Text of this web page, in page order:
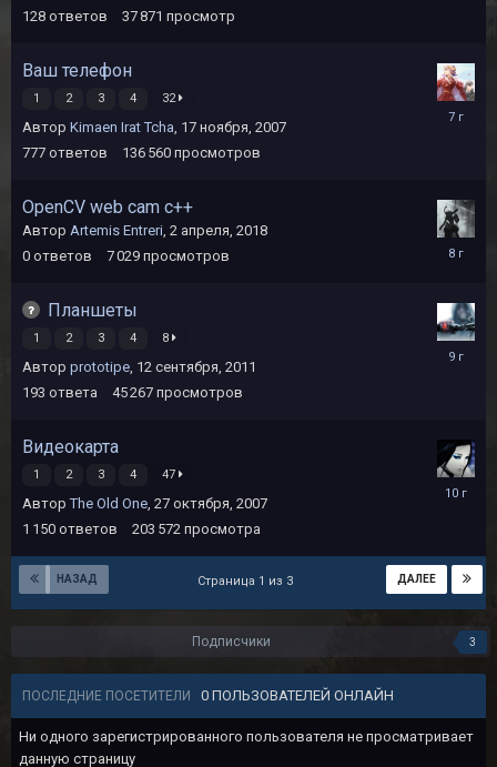
128 ответов 37 871 просмотр
Ваш телефон
1 2 3 4 32
Автор Kimaen Irat Tcha, 17 ноября, 2007
777 ответов 136 560 просмотров
OpenCV web cam с++
Автор Artemis Entreri, 2 апреля, 2018
0 ответов 7 029 просмотров
Планшеты
1 2 3 4 8
Автор prototipe, 12 сентября, 2011
193 ответа 45 267 просмотров
Видеокарта
1 2 3 4 47
АвторThe Old One, 27 октября, 2007
1 150 ответов 203 572 просмотра
31
НАЗАД ДАЛЕЕ
Страница 1 из 3
Подписчики 3
ПОСЛЕДНИЕ ПОСЕТИТЕЛИ 0 ПОЛЬЗОВАТЕЛЕЙ ОНЛАЙН
Ни одного зарегистрированного пользователя не просматривает
данную страницу